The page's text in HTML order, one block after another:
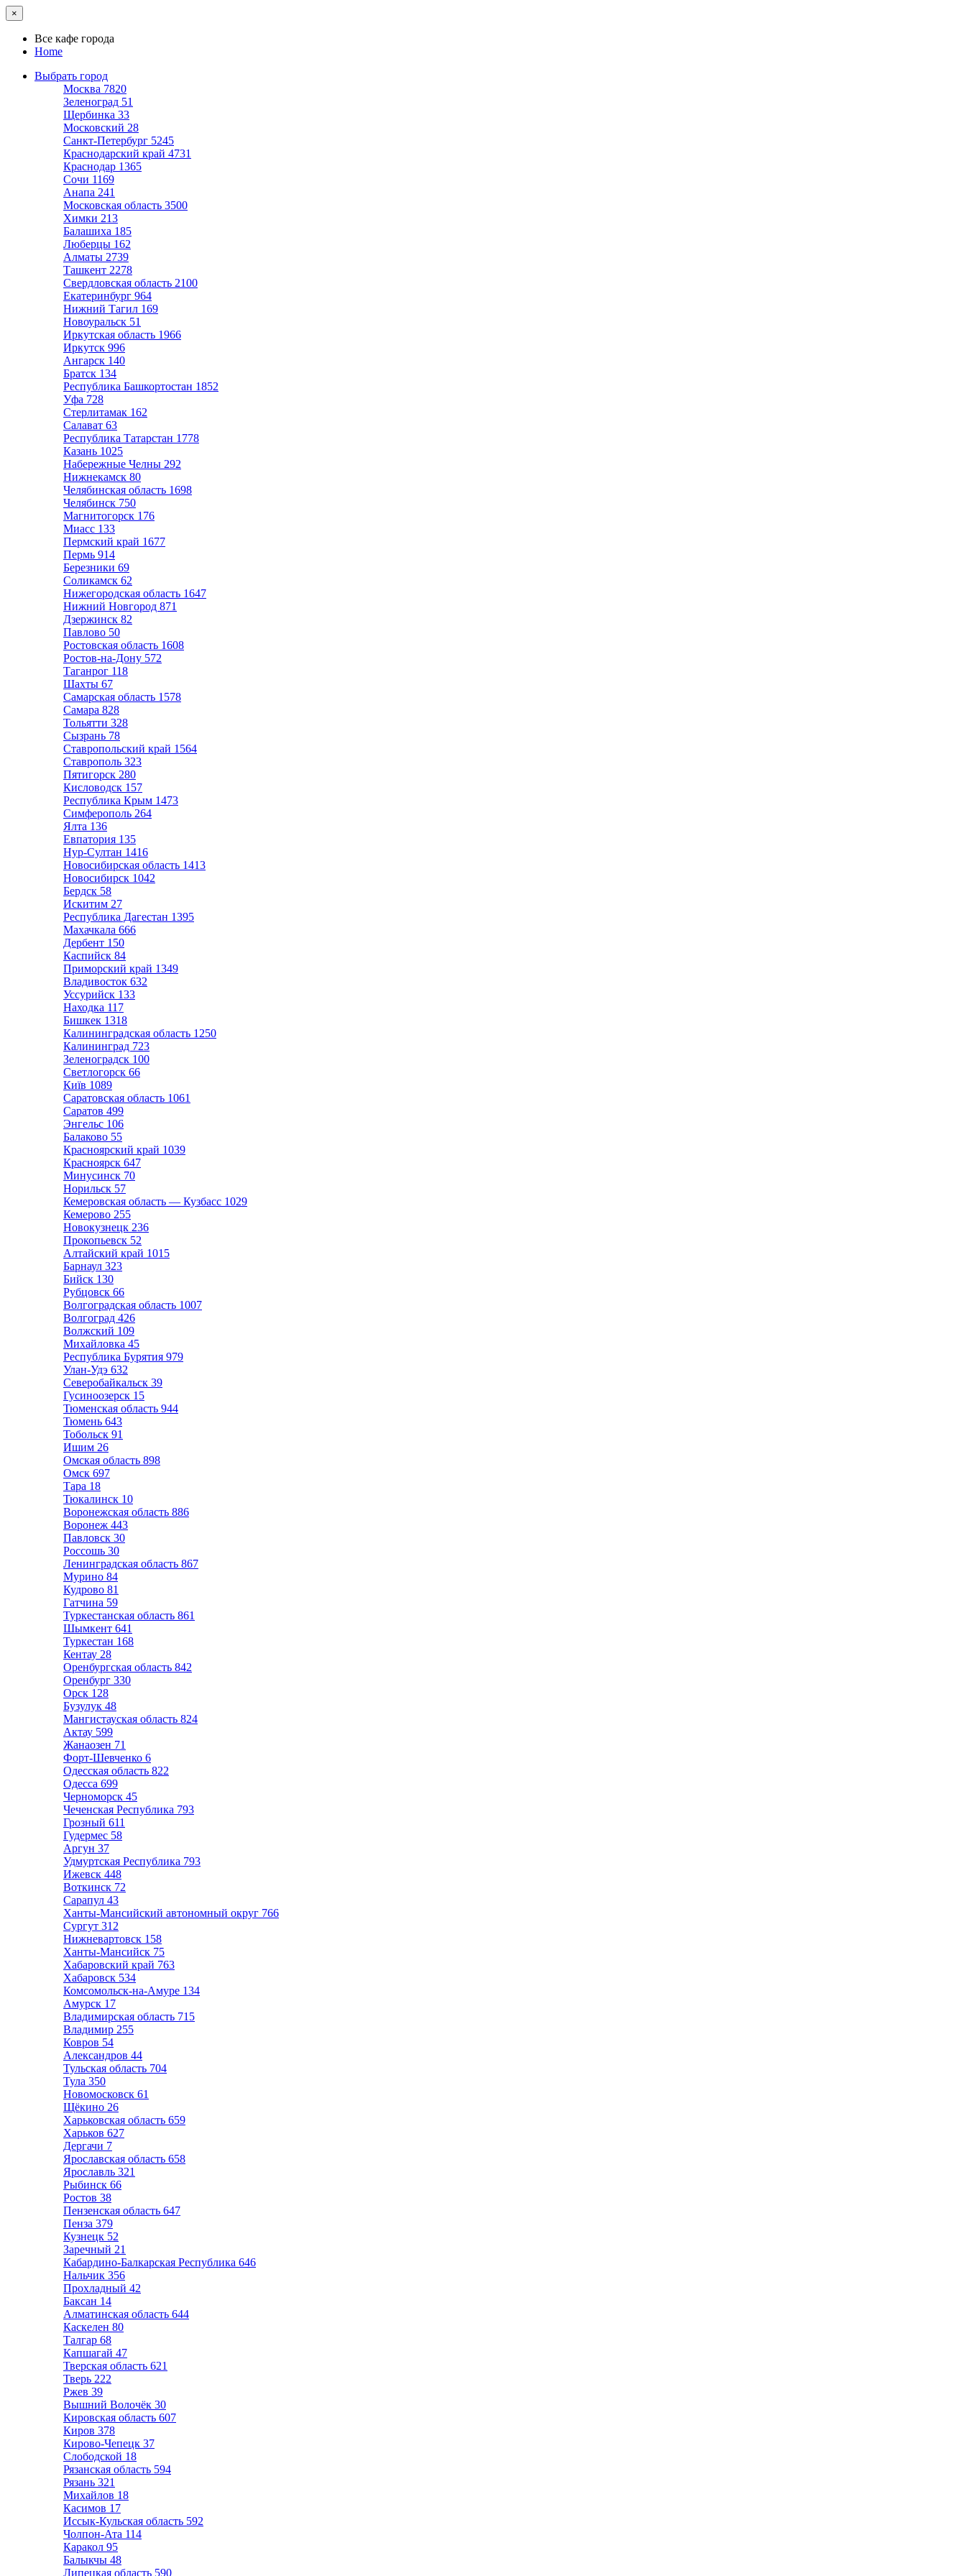
×
Все кафе города
Home
Выбрать город
Москва 7820
Зеленоград 51
Щербинка 33
Московский 28
Санкт-Петербург 5245
Краснодарский край 4731
Краснодар 1365
Сочи 1169
Анапа 241
Московская область 3500
Химки 213
Балашиха 185
Люберцы 162
Алматы 2739
Ташкент 2278
Свердловская область 2100
Екатеринбург 964
Нижний Тагил 169
Новоуральск 51
Иркутская область 1966
Иркутск 996
Ангарск 140
Братск 134
Республика Башкортостан 1852
Уфа 728
Стерлитамак 162
Салават 63
Республика Татарстан 1778
Казань 1025
Набережные Челны 292
Нижнекамск 80
Челябинская область 1698
Челябинск 750
Магнитогорск 176
Миасс 133
Пермский край 1677
Пермь 914
Березники 69
Соликамск 62
Нижегородская область 1647
Нижний Новгород 871
Дзержинск 82
Павлово 50
Ростовская область 1608
Ростов-на-Дону 572
Таганрог 118
Шахты 67
Самарская область 1578
Самара 828
Тольятти 328
Сызрань 78
Ставропольский край 1564
Ставрополь 323
Пятигорск 280
Кисловодск 157
Республика Крым 1473
Симферополь 264
Ялта 136
Евпатория 135
Нур-Султан 1416
Новосибирская область 1413
Новосибирск 1042
Бердск 58
Искитим 27
Республика Дагестан 1395
Махачкала 666
Дербент 150
Каспийск 84
Приморский край 1349
Владивосток 632
Уссурийск 133
Находка 117
Бишкек 1318
Калининградская область 1250
Калининград 723
Зеленоградск 100
Светлогорск 66
Київ 1089
Саратовская область 1061
Саратов 499
Энгельс 106
Балаково 55
Красноярский край 1039
Красноярск 647
Минусинск 70
Норильск 57
Кемеровская область — Кузбасс 1029
Кемерово 255
Новокузнецк 236
Прокопьевск 52
Алтайский край 1015
Барнаул 323
Бийск 130
Рубцовск 66
Волгоградская область 1007
Волгоград 426
Волжский 109
Михайловка 45
Республика Бурятия 979
Улан-Удэ 632
Северобайкальск 39
Гусиноозерск 15
Тюменская область 944
Тюмень 643
Тобольск 91
Ишим 26
Омская область 898
Омск 697
Тара 18
Тюкалинск 10
Воронежская область 886
Воронеж 443
Павловск 30
Россошь 30
Ленинградская область 867
Мурино 84
Кудрово 81
Гатчина 59
Туркестанская область 861
Шымкент 641
Туркестан 168
Кентау 28
Оренбургская область 842
Оренбург 330
Орск 128
Бузулук 48
Мангистауская область 824
Актау 599
Жанаозен 71
Форт-Шевченко 6
Одесская область 822
Одесса 699
Черноморск 45
Чеченская Республика 793
Грозный 611
Гудермес 58
Аргун 37
Удмуртская Республика 793
Ижевск 448
Воткинск 72
Сарапул 43
Ханты-Мансийский автономный округ 766
Сургут 312
Нижневартовск 158
Ханты-Мансийск 75
Хабаровский край 763
Хабаровск 534
Комсомольск-на-Амуре 134
Амурск 17
Владимирская область 715
Владимир 255
Ковров 54
Александров 44
Тульская область 704
Тула 350
Новомосковск 61
Щёкино 26
Харьковская область 659
Харьков 627
Дергачи 7
Ярославская область 658
Ярославль 321
Рыбинск 66
Ростов 38
Пензенская область 647
Пенза 379
Кузнецк 52
Заречный 21
Кабардино-Балкарская Республика 646
Нальчик 356
Прохладный 42
Баксан 14
Алматинская область 644
Каскелен 80
Талгар 68
Капшагай 47
Тверская область 621
Тверь 222
Ржев 39
Вышний Волочёк 30
Кировская область 607
Киров 378
Кирово-Чепецк 37
Слободской 18
Рязанская область 594
Рязань 321
Михайлов 18
Касимов 17
Иссык-Кульская область 592
Чолпон-Ата 114
Каракол 95
Балыкчы 48
Липецкая область 590